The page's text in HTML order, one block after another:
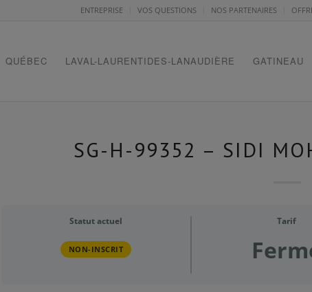
ENTREPRISE VOS QUESTIONS NOS PARTENAIRES
QUÉBEC LAVAL-LAURENTIDES-LANAUDIÈRE GATINEAU
SG-H-99352 – SIDI
Statut actuel
NON-INSCRIT
Tarif